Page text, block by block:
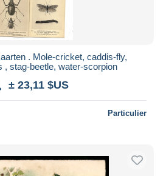
jours
. Mole-cricket, caddis-fly,
, stag-beetle, water-scorpion
± 23,11 $US
Particulier